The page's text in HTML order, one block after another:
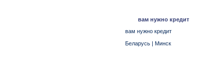
вам нужно кредит
вам нужно кредит
Беларусь | Минск